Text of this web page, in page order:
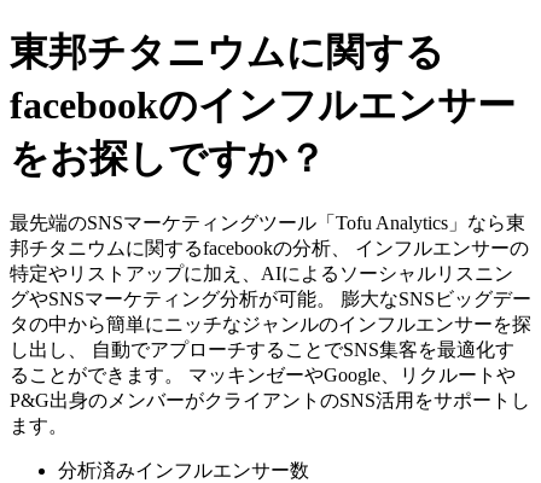
東邦チタニウムに関する
facebookのインフルエンサー
をお探しですか？
最先端のSNSマーケティングツール「Tofu Analytics」なら東
邦チタニウムに関するfacebookの分析、 インフルエンサーの
特定やリストアップに加え、AIによるソーシャルリスニン
グやSNSマーケティング分析が可能。 膨大なSNSビッグデー
タの中から簡単にニッチなジャンルのインフルエンサーを探
し出し、 自動でアプローチすることでSNS集客を最適化す
ることができます。 マッキンゼーやGoogle、リクルートや
P&G出身のメンバーがクライアントのSNS活用をサポートし
ます。
分析済みインフルエンサー数